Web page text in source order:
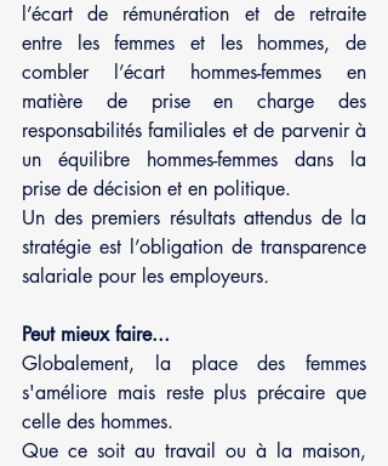
l’écart de rémunération et de retraite
entre les femmes et les hommes, de
combler l’écart hommes-femmes en
matière de prise en charge des
responsabilités familiales et de parvenir à
un équilibre hommes-femmes dans la
prise de décision et en politique.
Un des premiers résultats attendus de la
stratégie est l’obligation de transparence
salariale pour les employeurs.
Peut mieux faire...
Globalement, la place des femmes
s'améliore mais reste plus précaire que
celle des hommes.
Que ce soit au travail ou à la maison,